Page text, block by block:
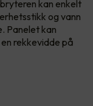
kan enkelt
og vann
Panelet kan
rekkevidde på